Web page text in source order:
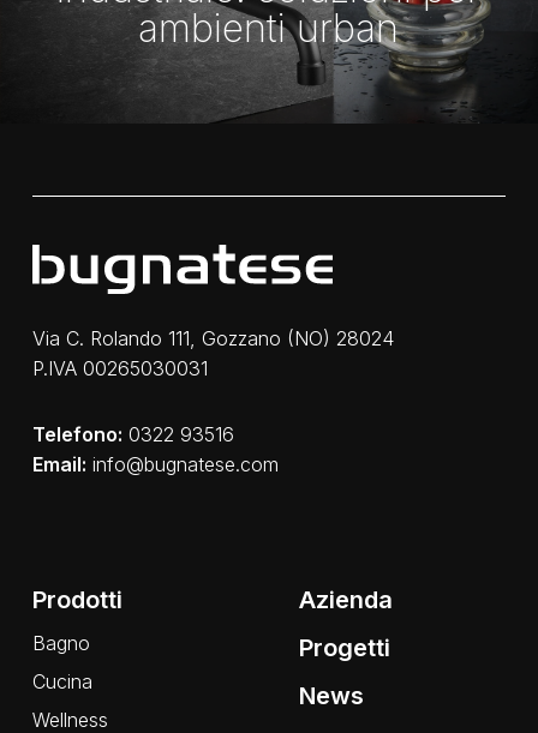
ambienti urban
Via C. Rolando 111, Gozzano (NO) 28024
P.IVA 00265030031
Telefono: 0322 93516
Email: info@bugnatese.com
Prodotti
Bagno
Cucina
Wellness
Azienda
Progetti
News